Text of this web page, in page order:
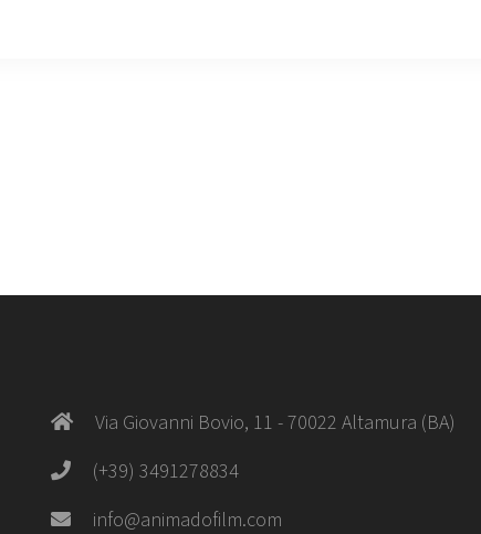
Via Giovanni Bovio, 11 - 70022 Altamura (BA)
(+39) 3491278834
info@animadofilm.com